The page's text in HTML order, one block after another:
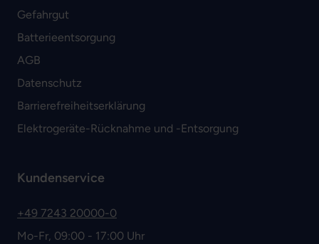
Gefahrgut
Batterieentsorgung
AGB
Datenschutz
Barrierefreiheitserklärung
Elektrogeräte-Rücknahme und -Entsorgung
Kundenservice
+49 7243 20000-0
Mo-Fr, 09:00 - 17:00 Uhr